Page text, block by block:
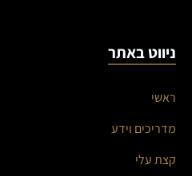
ניווט באתר
ראשי
מדריכים וידע
קצת עלי